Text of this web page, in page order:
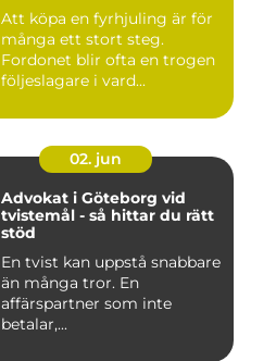
Att köpa en fyrhjuling är för
många ett stort steg.
Fordonet blir ofta en trogen
följeslagare i vard...
02. jun
Advokat i Göteborg vid
tvistemål - så hittar du rätt
stöd
En tvist kan uppstå snabbare
än många tror. En
affärspartner som inte
betalar,...